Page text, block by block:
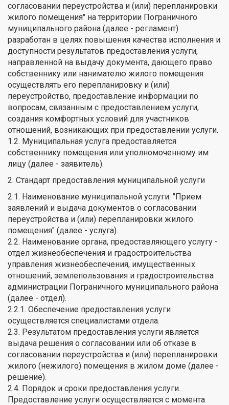
согласовании переустройства и (или) перепланировки
жилого помещения" на территории Пограничного
муниципального района (далее - регламент)
разработан в целях повышения качества исполнения и
доступности результатов предоставления услуги,
направленной на выдачу документа, дающего право
собственнику или нанимателю жилого помещения
осуществлять его перепланировку и (или)
переустройство, предоставление информации по
вопросам, связанным с предоставлением услуги,
создания комфортных условий для участников
отношений, возникающих при предоставлении услуги.
1.2. Муниципальная услуга предоставляется
собственнику помещения или уполномоченному им
лицу (далее - заявитель).
2. Стандарт предоставления муниципальной услуги
2.1. Наименование муниципальной услуги: "Прием
заявлений и выдача документов о согласовании
переустройства и (или) перепланировки жилого
помещения" (далее - услуга).
2.2. Наименование органа, предоставляющего услугу -
отдел жизнеобеспечения и градостроительства
управления жизнеобеспечения, имущественных
отношений, землепользования и градостроительства
администрации Пограничного муниципального района
(далее - отдел).
2.2.1. Обеспечение предоставления услуги
осуществляется специалистами отдела.
2.3. Результатом предоставления услуги является
выдача решения о согласовании или об отказе в
согласовании переустройства и (или) перепланировки
жилого (нежилого) помещения в жилом доме (далее -
решение).
2.4. Порядок и сроки предоставления услуги.
Предоставление услуги осуществляется с момента